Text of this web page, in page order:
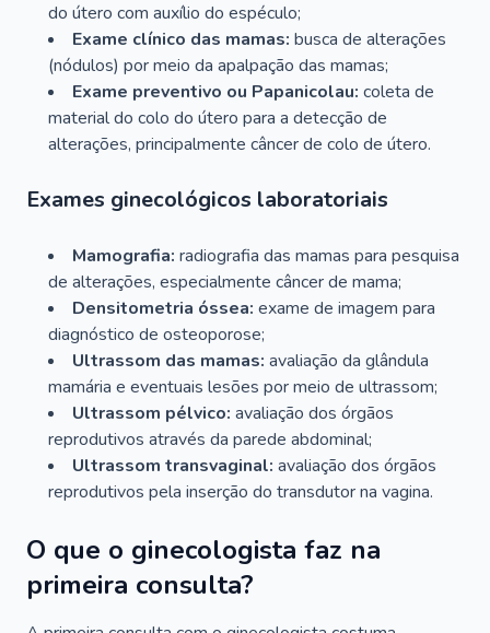
do útero com auxílio do espéculo;
Exame clínico das mamas: busca de alterações
(nódulos) por meio da apalpação das mamas;
Exame preventivo ou Papanicolau: coleta de
material do colo do útero para a detecção de
alterações, principalmente câncer de colo de útero.
Exames ginecológicos laboratoriais
Mamografia: radiografia das mamas para pesquisa
de alterações, especialmente câncer de mama;
Densitometria óssea: exame de imagem para
diagnóstico de osteoporose;
Ultrassom das mamas: avaliação da glândula
mamária e eventuais lesões por meio de ultrassom;
Ultrassom pélvico: avaliação dos órgãos
reprodutivos através da parede abdominal;
Ultrassom transvaginal: avaliação dos órgãos
reprodutivos pela inserção do transdutor na vagina.
O que o ginecologista faz na
primeira consulta?